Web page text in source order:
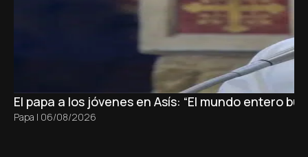
El papa a los jóvenes en Asís: “El mundo entero
Papa | 06/08/2026